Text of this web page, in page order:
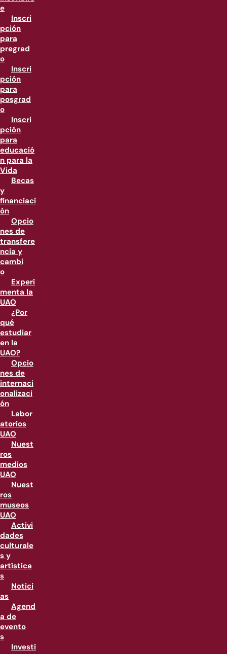
e
Inscri
pción
para
pregrad
o
Inscri
pción
para
posgrad
o
Inscri
pción
para
educació
n para la
Vida
Becas
y
financiaci
ón
Opcio
nes de
transfere
ncia y
cambi
o
Experi
menta la
UAO
¿Por
qué
estudiar
en la
UAO?
Opcio
nes de
internaci
onalizaci
ón
Labor
atorios
UAO
Nuest
ros
medios
UAO
Nuest
ros
museos
UAO
Activi
dades
culturale
s y
artística
s
Notici
as
Agend
a de
evento
s
Investi